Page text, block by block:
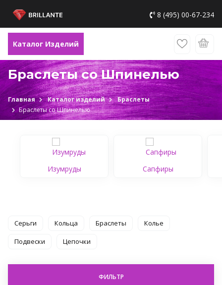
8 (495) 00-67-234
Каталог Изделий
Браслеты со Шпинелью
Главная Каталог изделий
Браслеты
Браслеты со Шпинелью
Изумруды Сапфиры
Серьги Кольца Браслеты Колье
Подвески Цепочки
ФИЛЬТР